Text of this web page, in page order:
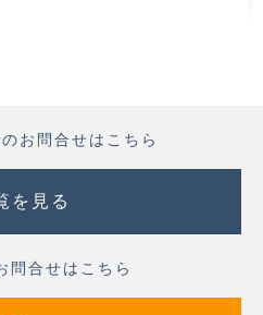
お問合せはこちら
を見る
問合せはこちら